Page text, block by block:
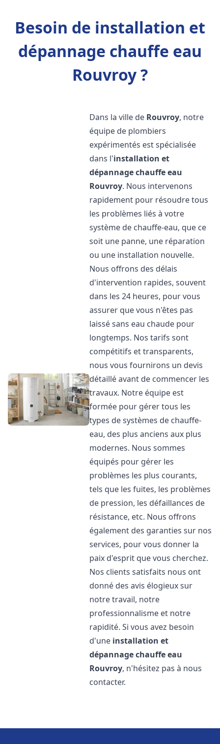
Besoin de installation et
dépannage chauffe eau
Rouvroy ?
Dans la ville de Rouvroy, notre
équipe de plombiers
expérimentés est spécialisée
dans l'installation et
dépannage chauffe eau
Rouvroy. Nous intervenons
rapidement pour résoudre tous
les problèmes liés à votre
système de chauffe-eau, que ce
soit une panne, une réparation
ou une installation nouvelle.
Nous offrons des délais
d'intervention rapides, souvent
dans les 24 heures, pour vous
assurer que vous n'êtes pas
laissé sans eau chaude pour
longtemps. Nos tarifs sont
compétitifs et transparents,
nous vous fournirons un devis
détaillé avant de commencer les
travaux. Notre équipe est
formée pour gérer tous les
types de systèmes de chauffe-
eau, des plus anciens aux plus
modernes. Nous sommes
équipés pour gérer les
problèmes les plus courants,
tels que les fuites, les problèmes
de pression, les défaillances de
résistance, etc. Nous offrons
également des garanties sur nos
services, pour vous donner la
paix d'esprit que vous cherchez.
Nos clients satisfaits nous ont
donné des avis élogieux sur
notre travail, notre
professionnalisme et notre
rapidité. Si vous avez besoin
d'une installation et
dépannage chauffe eau
Rouvroy, n'hésitez pas à nous
contacter.